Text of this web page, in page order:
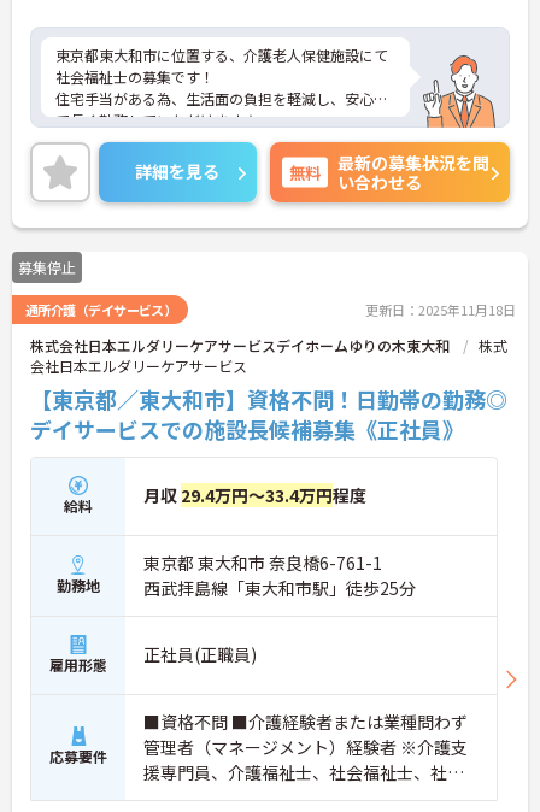
東京都東大和市に位置する、介護老人保健施設にて
社会福祉士の募集です！
住宅手当がある為、生活面の負担を軽減し、安心し
て長く勤務していただけます☆
また、年末年始休暇・夏季休暇等、お休みが充実し
ているので、ワークライフバランスが叶います♪
さらにマイカー通勤可能なので、通勤らくらくです
◎
ご興味のある方には、面接対策ポイントなど、さら
に詳細をご案内しますのでお気軽にご相談くださ
い！
詳細を見る 無料
最新の募集状況を問
い合わせる
募集停止
通所介護（デイサービス） 更新日：2025年11月18日
株式会社日本エルダリーケアサービスデイホームゆりの木東大和
株式
会社日本エルダリーケアサービス
【東京都／東大和市】資格不問！日勤帯の勤務◎
デイサービスでの施設長候補募集《正社員》
給料 月収 29.4万円～33.4万円程度
勤務地
東京都 東大和市 奈良橋6-761-1
西武拝島線「東大和市駅」徒歩25分
雇用形態 正社員(正職員)
応募要件
■資格不問 ■介護経験者または業種問わず
管理者（マネージメント）経験者 ※介護支
援専門員、介護福祉士、社会福祉士、社会
福祉主事任用などあれば尚可